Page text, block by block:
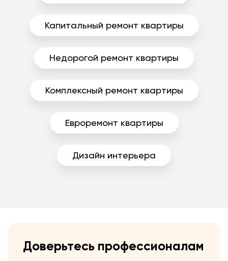
Капитальный ремонт квартиры
Недорогой ремонт квартиры
Комплексный ремонт квартиры
Евроремонт квартиры
Дизайн интерьера
Доверьтесь профессионалам